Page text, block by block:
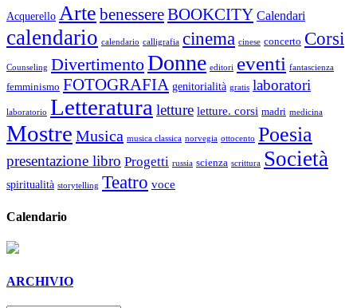
Acquerello Arte benessereBOOKCITY Calendari
calendario calendario calligrafia cinema cinese concerto Corsi
Counseling DivertimentoDonne editori eventi fantascienza
femminismo FOTOGRAFIA genitorialità gratis laboratori
laboratorio Letteratura letture letture. corsi madri medicina
Mostre Musica musica classica norvegia ottocento Poesia
presentazione libro Progetti russia scienza scrittura Società
spiritualità storytelling Teatro voce
Calendario
ARCHIVIO